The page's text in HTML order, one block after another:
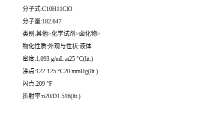
分子式:C10H11ClO
分子量:182.647
类别:其他>化学试剂>卤化物>
物化性质:外观与性状:液体
密度:1.093 g/mL at25 °C(lit.)
沸点:122-125 °C20 mmHg(lit.)
闪点:209 °F
折射率:n20/D1.516(lit.)